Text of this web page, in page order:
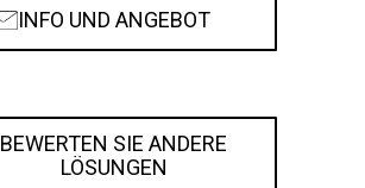
INFO UND ANGEBOT
BEWERTEN SIE ANDERE
LÖSUNGEN